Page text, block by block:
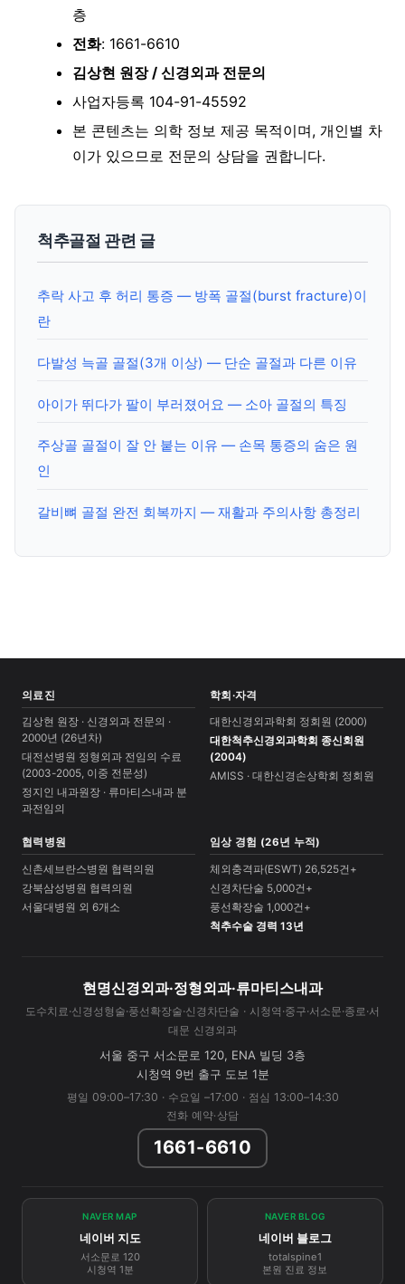
층
전화: 1661-6610
김상현 원장 / 신경외과 전문의
사업자등록 104-91-45592
본 콘텐츠는 의학 정보 제공 목적이며, 개인별 차
이가 있으므로 전문의 상담을 권합니다.
척추골절 관련 글
추락 사고 후 허리 통증 — 방폭 골절(burst fracture)이
란
다발성 늑골 골절(3개 이상) — 단순 골절과 다른 이유
아이가 뛰다가 팔이 부러졌어요 — 소아 골절의 특징
주상골 골절이 잘 안 붙는 이유 — 손목 통증의 숨은 원
인
갈비뼈 골절 완전 회복까지 — 재활과 주의사항 총정리
의료진
김상현 원장 · 신경외과 전문의 ·
2000년 (26년차)
대전선병원 정형외과 전임의 수료
(2003-2005, 이중 전문성)
정지인 내과원장 · 류마티스내과 분
과전임의
학회·자격
대한신경외과학회 정회원 (2000)
대한척추신경외과학회 종신회원
(2004)
AMISS · 대한신경손상학회 정회원
협력병원
신촌세브란스병원 협력의원
강북삼성병원 협력의원
서울대병원 외 6개소
임상 경험 (26년 누적)
체외충격파(ESWT) 26,525건+
신경차단술 5,000건+
풍선확장술 1,000건+
척추수술 경력 13년
현명신경외과·정형외과·류마티스내과
도수치료·신경성형술·풍선확장술·신경차단술 · 시청역·중구·서소문·종로·서
대문 신경외과
서울 중구 서소문로 120, ENA 빌딩 3층
시청역 9번 출구 도보 1분
평일 09:00–17:30 · 수요일 –17:00 · 점심 13:00–14:30
전화 예약·상담
1661-6610
NAVER MAP
네이버 지도
서소문로 120
시청역 1분
NAVER BLOG
네이버 블로그
totalspine1
본원 진료 정보